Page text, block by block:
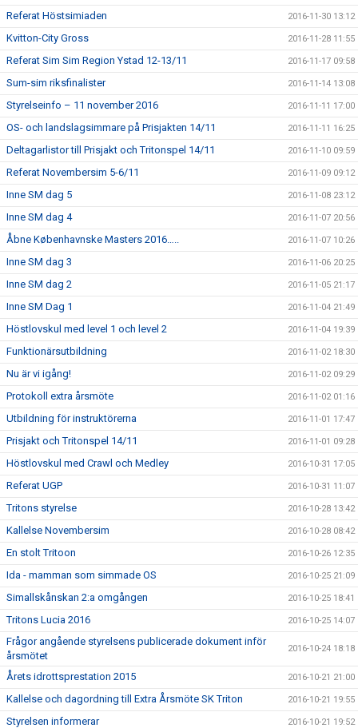
Referat Höstsimiaden 2016-11-30 13:12
Kvitton-City Gross 2016-11-28 11:55
Referat Sim Sim Region Ystad 12-13/11 2016-11-17 09:58
Sum-sim riksfinalister 2016-11-14 13:08
Styrelseinfo – 11 november 2016 2016-11-11 17:00
OS- och landslagsimmare på Prisjakten 14/11 2016-11-11 16:25
Deltagarlistor till Prisjakt och Tritonspel 14/11 2016-11-10 09:59
Referat Novembersim 5-6/11 2016-11-09 09:12
Inne SM dag 5 2016-11-08 23:12
Inne SM dag 4 2016-11-07 20:56
Åbne Københavnske Masters 2016….. 2016-11-07 10:26
Inne SM dag 3 2016-11-06 20:25
Inne SM dag 2 2016-11-05 21:17
Inne SM Dag 1 2016-11-04 21:49
Höstlovskul med level 1 och level 2 2016-11-04 19:39
Funktionärsutbildning 2016-11-02 18:30
Nu är vi igång! 2016-11-02 09:29
Protokoll extra årsmöte 2016-11-02 01:16
Utbildning för instruktörerna 2016-11-01 17:47
Prisjakt och Tritonspel 14/11 2016-11-01 09:28
Höstlovskul med Crawl och Medley 2016-10-31 17:05
Referat UGP 2016-10-31 11:07
Tritons styrelse 2016-10-28 13:42
Kallelse Novembersim 2016-10-28 08:42
En stolt Tritoon 2016-10-26 12:35
Ida - mamman som simmade OS 2016-10-25 21:09
Simallskånskan 2:a omgången 2016-10-25 18:41
Tritons Lucia 2016 2016-10-25 14:07
Frågor angående styrelsens publicerade dokument inför
årsmötet
2016-10-24 18:18
Årets idrottsprestation 2015 2016-10-21 21:00
Kallelse och dagordning till Extra Årsmöte SK Triton 2016-10-21 19:55
Styrelsen informerar 2016-10-21 19:52